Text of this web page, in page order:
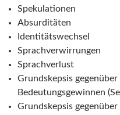
Spekulationen
Absurditäten
Identitätswechsel
Sprachverwirrungen
Sprachverlust
Grundskepsis gegenüber
Bedeutungsgewinnen
Grundskepsis gegenüber